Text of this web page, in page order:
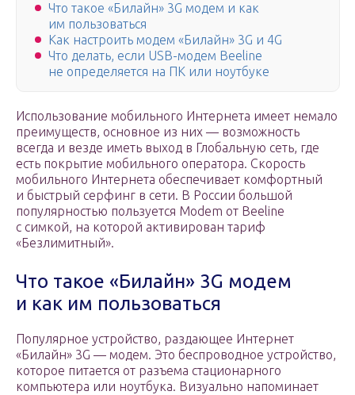
Что такое «Билайн» 3G модем и как
им пользоваться
Как настроить модем «Билайн» 3G и 4G
Что делать, если USB-модем Beeline
не определяется на ПК или ноутбуке
Использование мобильного Интернета имеет немало
преимуществ, основное из них — возможность
всегда и везде иметь выход в Глобальную сеть, где
есть покрытие мобильного оператора. Скорость
мобильного Интернета обеспечивает комфортный
и быстрый серфинг в сети. В России большой
популярностью пользуется Modem от Beeline
с симкой, на которой активирован тариф
«Безлимитный».
Что такое «Билайн» 3G модем
и как им пользоваться
Популярное устройство, раздающее Интернет
«Билайн» 3G — модем. Это беспроводное устройство,
которое питается от разъема стационарного
компьютера или ноутбука. Визуально напоминает